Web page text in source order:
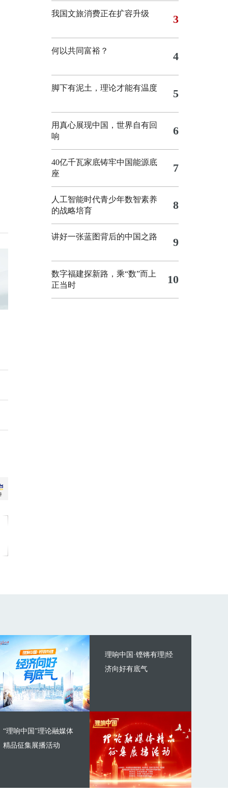
我国文旅消费正在扩容升级 3
何以共同富裕？ 4
脚下有泥土，理论才能有温度 5
用真心展现中国，世界自有回
响
6
40亿千瓦家底铸牢中国能源底
座
7
人工智能时代青少年数智素养
的战略培育
8
讲好一张蓝图背后的中国之路 9
数字福建探新路，乘“数”而上
正当时
10
理响中国·铿锵有理|经
济向好有底气
“理响中国”理论融媒体
精品征集展播活动